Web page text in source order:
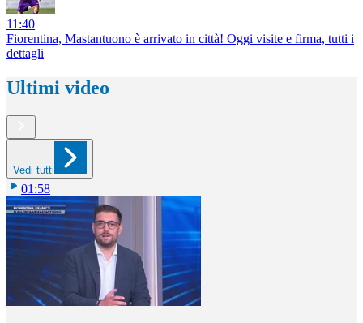
11:40
Fiorentina, Mastantuono è arrivato in città! Oggi visite e firma, tutti i
dettagli
Ultimi video
Vedi tutti
01:58